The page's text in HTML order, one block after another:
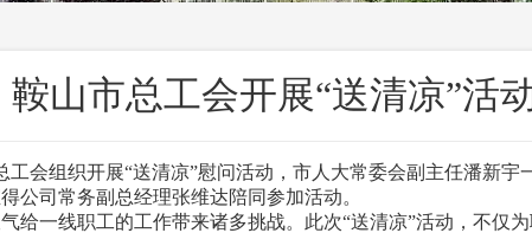
鞍山市总工会开展“送清凉”活
会组织开展“送清凉”慰问活动，市人大常委会副主任潘新宇
公司常务副总经理张维达陪同参加活动。
一线职工的工作带来诸多挑战。此次“送清凉”活动，不仅